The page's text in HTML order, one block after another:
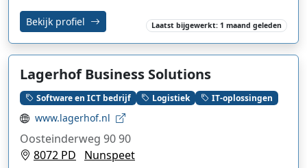
Bekijk profiel Laatst bijgewerkt: 1 maand geleden
Lagerhof Business Solutions
Software en ICT bedrijf Logistiek IT-oplossingen
www.lagerhof.nl
Oosteinderweg 90 90
8072 PD
Nunspeet